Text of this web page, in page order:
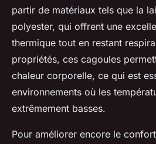
partir de matériaux tels que la
polyester, qui offrent une
thermique tout en restant
propriétés, ces cagoules
chaleur corporelle, ce qui est
environnements où les
extrêmement basses.
Pour améliorer encore le